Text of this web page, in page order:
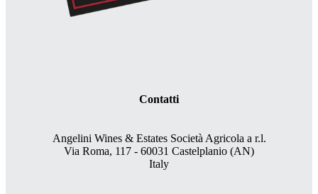
Contatti
Angelini Wines & Estates Società Agricola a r.l.
Via Roma, 117 - 60031 Castelplanio (AN)
Italy